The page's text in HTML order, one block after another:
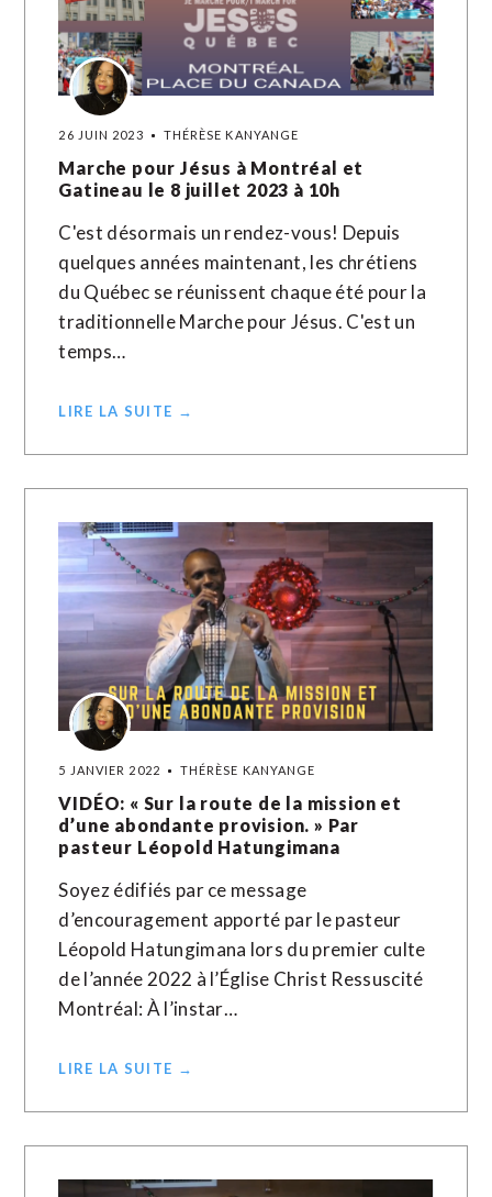
26 JUIN 2023 THÉRÈSE KANYANGE
Marche pour Jésus à Montréal et
Gatineau le 8 juillet 2023 à 10h
C'est désormais un rendez-vous! Depuis
quelques années maintenant, les chrétiens
du Québec se réunissent chaque été pour la
traditionnelle Marche pour Jésus. C'est un
temps…
LIRE LA SUITE →
5 JANVIER 2022 THÉRÈSE KANYANGE
VIDÉO: « Sur la route de la mission et
d’une abondante provision. » Par
pasteur Léopold Hatungimana
Soyez édifiés par ce message
d’encouragement apporté par le pasteur
Léopold Hatungimana lors du premier culte
de l’année 2022 à l’Église Christ Ressuscité
Montréal: À l’instar…
LIRE LA SUITE →